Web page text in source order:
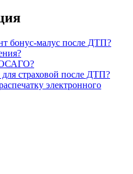
бонус-малус после ДТП?
ОСАГО?
страховой после ДТП?
электронного